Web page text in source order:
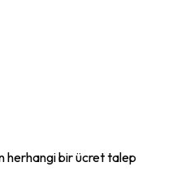
herhangi bir ücret talep